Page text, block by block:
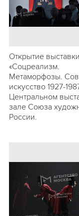
Открытие выставки
«Соцреализм.
Метаморфозы.
искусство 1927-
Центральном
зале Союза
России.